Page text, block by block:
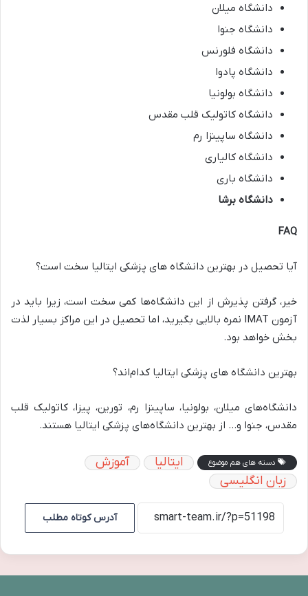
دانشگاه میلان
دانشگاه جنوا
دانشگاه فلورنس
دانشگاه پادوا
دانشگاه بولونیا
دانشگاه کاتولیک قلب مقدس
دانشگاه ساپینزا رم
دانشگاه کالیاری
دانشگاه باری
دانشگاه برشا
FAQ
آیا تحصیل در بهترین دانشگاه های پزشکی ایتالیا سخت است؟
خیر، گرفتن پذیرش از این دانشگاه‌ها کمی سخت است، زیرا باید در
آزمون IMAT نمره بالایی بگیرید، اما تحصیل در این مراکز بسیار لذت
بخش خواهد بود.
بهترین دانشگاه های پزشکی ایتالیا کدام‌اند؟
دانشگاه‌های میلان، بولونیا، ساپینزا رم، تورین، پیزا، کاتولیک قلب
مقدس، جنوا و… از بهترین دانشگاه‌های پزشکی ایتالیا هستند.
دسته های هم موضوع ایتالیا
آموزش
زبان انگلیسی
آدرس کوتاه مطلب